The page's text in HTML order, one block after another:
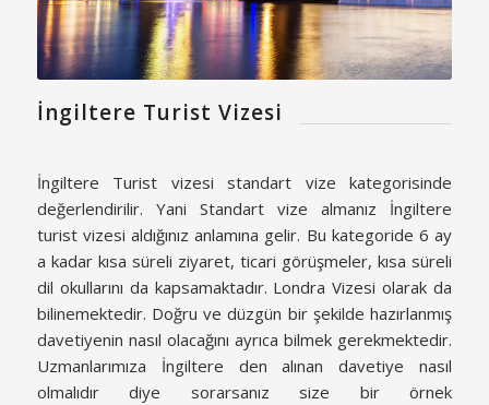
İngiltere Turist Vizesi
İngiltere Turist vizesi standart vize kategorisinde
değerlendirilir. Yani Standart vize almanız İngiltere
turist vizesi aldığınız anlamına gelir. Bu kategoride 6 ay
a kadar kısa süreli ziyaret, ticari görüşmeler, kısa süreli
dil okullarını da kapsamaktadır. Londra Vizesi olarak da
bilinemektedir. Doğru ve düzgün bir şekilde hazırlanmış
davetiyenin nasıl olacağını ayrıca bilmek gerekmektedir.
Uzmanlarımıza İngiltere den alınan davetiye nasıl
olmalıdır diye sorarsanız size bir örnek